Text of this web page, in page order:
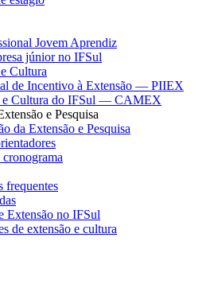
Jovem Aprendiz
júnior no IFSul
Cultura
de Incentivo à Extensão — PIIEX
e Cultura do IFSul — CAMEX
e Pesquisa
da Extensão e Pesquisa
frequentes
Extensão no IFSul
de extensão e cultura